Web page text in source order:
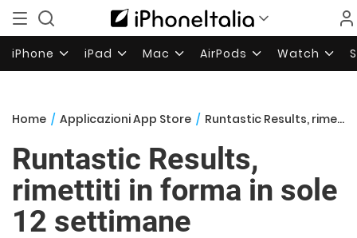
iPhone iPad Mac AirPods Watch
Home / Applicazioni App Store / Runtastic Results, rimettiti in forma in sole 12 settimane
Runtastic Results,
rimettiti in forma in sole
12 settimane